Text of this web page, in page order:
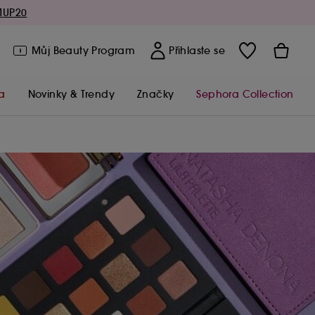
Můj Beauty Program Přihlaste se
Novinky & Trendy Značky Sephora Collection